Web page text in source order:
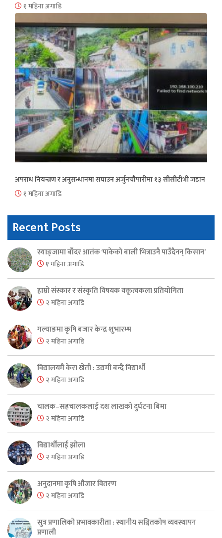
१ महिना अगाडि
अपराध नियन्त्रण र अनुसन्धानमा सघाउन अर्जुनचौपारीमा १३ सीसीटीभी जडान
१ महिना अगाडि
Recent Posts
स्याङ्जामा बाँदर आतंक ‘पाकेको बाली भित्राउनै पाउँदैनन् किसान’
१ महिना अगाडि
हाम्रो संस्कार र संस्कृति विषयक वक्तृत्वकला प्रतियोगिता
२ महिना अगाडि
गल्याङमा कृषि बजार केन्द्र शुभारम्भ
२ महिना अगाडि
विद्यालयमै केरा खेती : उद्यमी बन्दै विद्यार्थी
२ महिना अगाडि
चालक–सहचालकलाई दश लाखको दुर्घटना बिमा
२ महिना अगाडि
विद्यार्थीलाई झोला
२ महिना अगाडि
अनुदानमा कृषि औजार वितरण
२ महिना अगाडि
सुत्र प्रणालिको प्रभावकारीता : स्थानीय सञ्चितकोष व्यवस्थापन
प्रणाली